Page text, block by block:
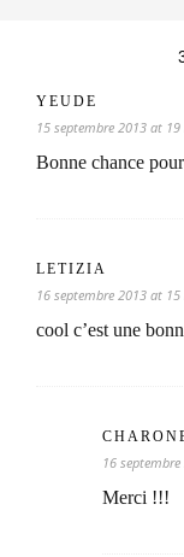
YEUDE
15 septembre 2013 at
Bonne chance
LETIZIA
16 septembre 2013 at
cool c’est une
16
Merci !!!